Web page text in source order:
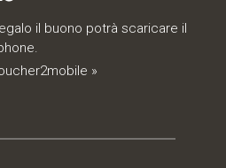
il buono potrà scaricare il
»